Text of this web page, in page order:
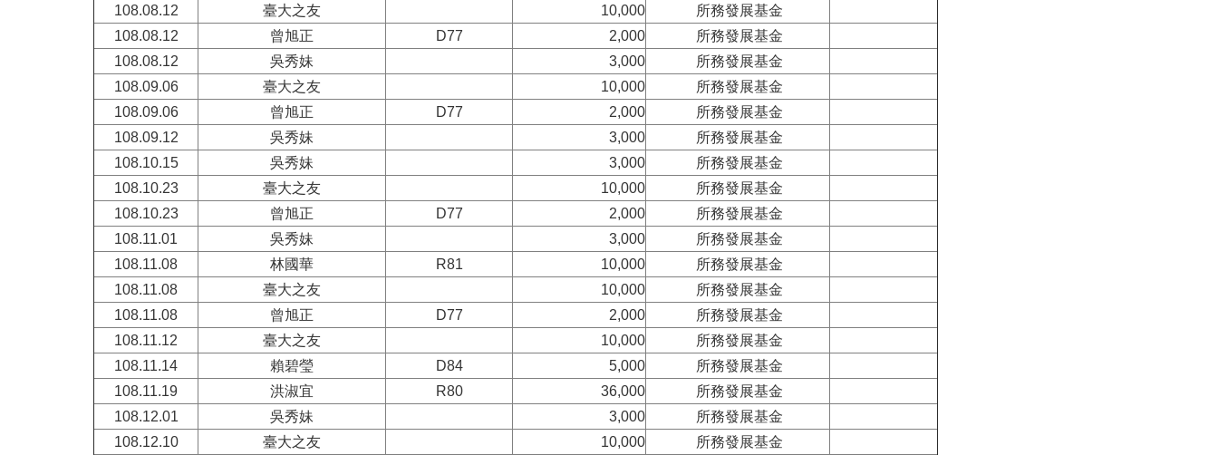
108.08.12
臺大之友 10,000
所務發展基金
108.08.12
曾旭正 D77 2,000
所務發展基金
108.08.12
吳秀妹 3,000
所務發展基金
108.09.06
臺大之友 10,000
所務發展基金
108.09.06
曾旭正 D77 2,000
所務發展基金
108.09.12
吳秀妹 3,000
所務發展基金
108.10.15
吳秀妹 3,000
所務發展基金
108.10.23
臺大之友 10,000
所務發展基金
108.10.23
曾旭正 D77 2,000
所務發展基金
108.11.01
吳秀妹 3,000
所務發展基金
108.11.08
林國華 R81 10,000
所務發展基金
108.11.08
臺大之友 10,000
所務發展基金
108.11.08
曾旭正 D77 2,000
所務發展基金
108.11.12
臺大之友 10,000
所務發展基金
108.11.14
賴碧瑩 D84 5,000
所務發展基金
108.11.19
洪淑宜 R80 36,000
所務發展基金
108.12.01
吳秀妹 3,000
所務發展基金
108.12.10
臺大之友 10,000
所務發展基金